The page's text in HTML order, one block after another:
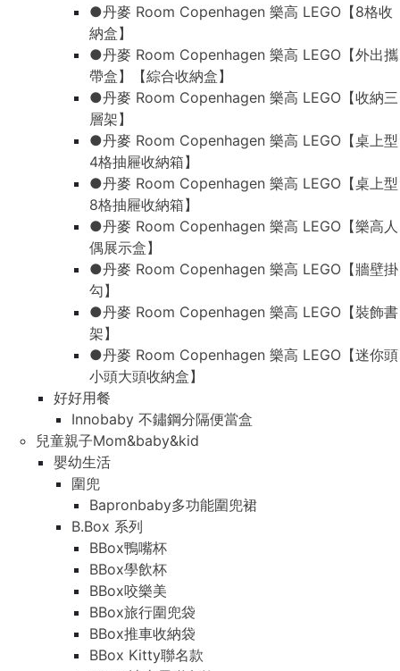
●丹麥 Room Copenhagen 樂高 LEGO【8格收
納盒】
●丹麥 Room Copenhagen 樂高 LEGO【外出攜
帶盒】【綜合收納盒】
●丹麥 Room Copenhagen 樂高 LEGO【收納三
層架】
●丹麥 Room Copenhagen 樂高 LEGO【桌上型
4格抽屜收納箱】
●丹麥 Room Copenhagen 樂高 LEGO【桌上型
8格抽屜收納箱】
●丹麥 Room Copenhagen 樂高 LEGO【樂高人
偶展示盒】
●丹麥 Room Copenhagen 樂高 LEGO【牆壁掛
勾】
●丹麥 Room Copenhagen 樂高 LEGO【裝飾書
架】
●丹麥 Room Copenhagen 樂高 LEGO【迷你頭
小頭大頭收納盒】
好好用餐
Innobaby 不鏽鋼分隔便當盒
兒童親子Mom&baby&kid
嬰幼生活
圍兜
Bapronbaby多功能圍兜裙
B.Box 系列
BBox鴨嘴杯
BBox學飲杯
BBox咬樂美
BBox旅行圍兜袋
BBox推車收納袋
BBox Kitty聯名款